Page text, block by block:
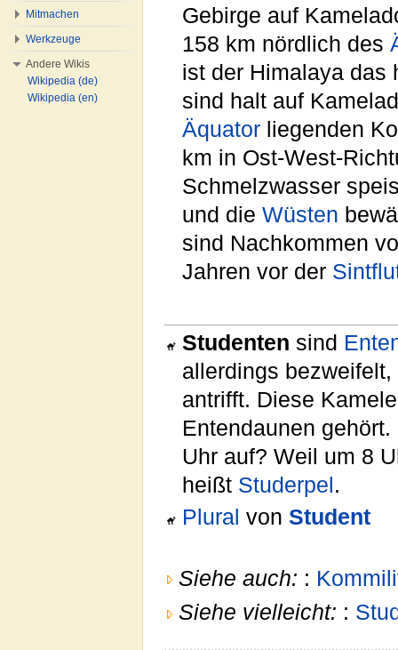
Gebirge auf
158 km nördlich des
ist der Himalaya das
sind halt auf
Äquator liegenden
km in Ost-West-
Schmelzwasser
und dieWüsten
sind Nachkommen
Jahren vor der
Studenten sind
allerdings
antrifft. Diese
Entendaunen
Uhr auf? Weil um 8
heißt Studerpel.
Plural vonStudent
Siehe auch: :
Siehe vielleicht: :
Mitmachen
Werkzeuge
Andere Wikis
Wikipedia (de)
Wikipedia (en)